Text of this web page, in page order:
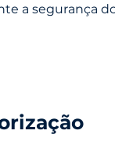
a segurança